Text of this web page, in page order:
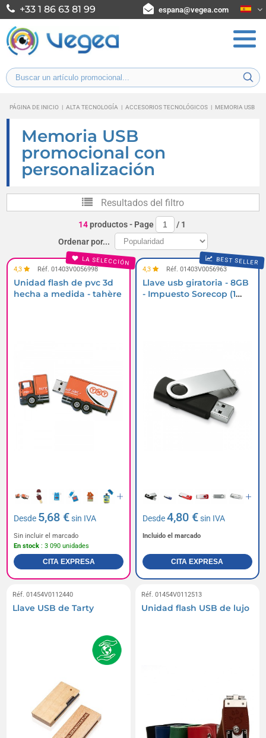
+33 1 86 63 81 99 espana@vegea.com
PÁGINA DE INICIO | ALTA TECNOLOGÍA | ACCESORIOS TECNOLÓGICOS | MEMORIA USB
Memoria USB
promocional con
personalización
Resultados del filtro
14productos- Page / 1
Ordenar por...
LA SELECCIÓN
4,3 Réf. 01403V0056998
Unidad flash de pvc 3d
hecha a medida - tahère
Desde 5,68 €sin IVA
Sin incluir el marcado
En stock : 3 090 unidades
CITA EXPRESA
BEST SELLER
4,3 Réf. 01403V0056963
Llave usb giratoria - 8GB
- Impuesto Sorecop (1
Desde4,80 €sin IVA
Incluido el marcado
CITA EXPRESA
Réf. 01454V0112440
Llave USB de Tarty
Réf. 01454V0112513
Unidad flash USB de lujo